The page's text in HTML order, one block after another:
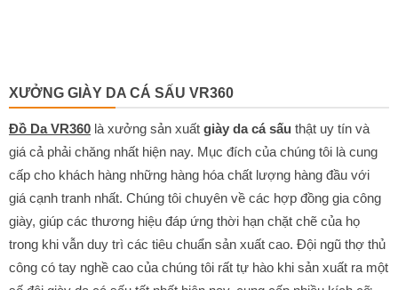
công có tay nghề cao của chúng tôi rất tự hào khi sản xuất ra một
số đôi giày da cá sấu tốt nhất hiện nay, cung cấp nhiều kích cỡ,
kiểu dáng và màu sắc để bạn lựa chọn.